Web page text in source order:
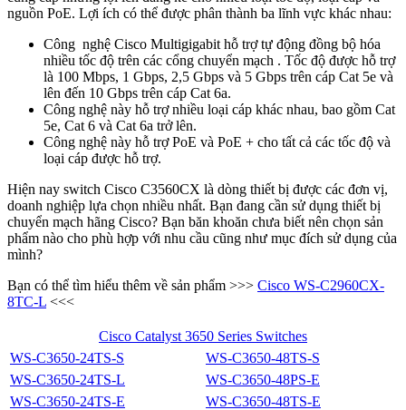
nguồn PoE. Lợi ích có thể được phân thành ba lĩnh vực khác nhau:
Công nghệ Cisco Multigigabit hỗ trợ tự động đồng bộ hóa
nhiều tốc độ trên các cổng chuyển mạch . Tốc độ được hỗ trợ
là 100 Mbps, 1 Gbps, 2,5 Gbps và 5 Gbps trên cáp Cat 5e và
lên đến 10 Gbps trên cáp Cat 6a.
Công nghệ này hỗ trợ nhiều loại cáp khác nhau, bao gồm Cat
5e, Cat 6 và Cat 6a trở lên.
Công nghệ này hỗ trợ PoE và PoE + cho tất cả các tốc độ và
loại cáp được hỗ trợ.
Hiện nay switch Cisco C3560CX là dòng thiết bị được các đơn vị,
doanh nghiệp lựa chọn nhiều nhất. Bạn đang cần sử dụng thiết bị
chuyển mạch hãng Cisco? Bạn băn khoăn chưa biết nên chọn sản
phẩm nào cho phù hợp với nhu cầu cũng như mục đích sử dụng của
mình?
Bạn có thể tìm hiểu thêm về sản phẩm >>> Cisco WS-C2960CX-
8TC-L <<<
Cisco Catalyst 3650 Series Switches
WS-C3650-24TS-S
WS-C3650-48TS-S
WS-C3650-24TS-L
WS-C3650-48PS-E
WS-C3650-24TS-E
WS-C3650-48TS-E